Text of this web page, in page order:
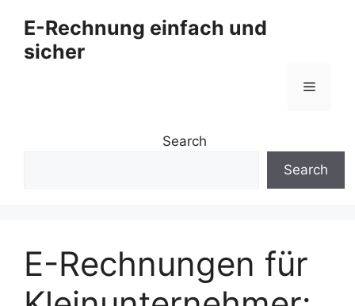
Inhalt
springen
E-Rechnung einfach und
sicher
Menü
Search
Search
E-Rechnungen für